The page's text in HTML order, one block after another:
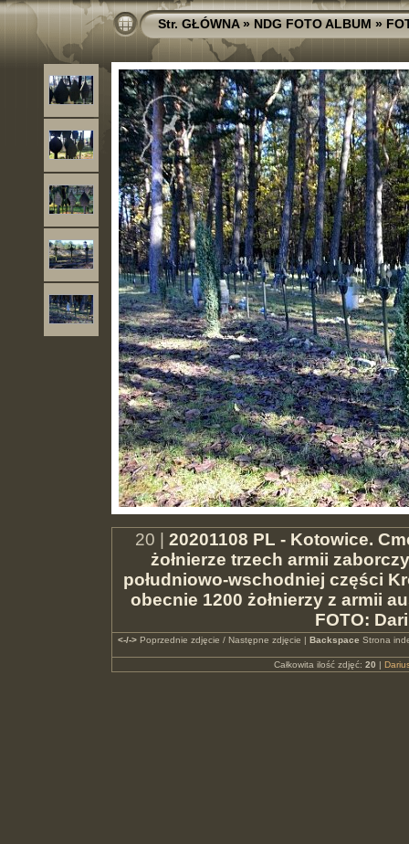
Str. GŁÓWNA»NDG FOTO ALBUM»
20 | 20201108 PL - Kotowice.
żołnierze trzech armii
południowo-wschodniej części
obecnie 1200 żołnierzy z armii
FOTO:
<-/->Poprzednie zdjęcie / Następne zdjęcie | Backspace Strona
Całkowita ilość zdjęć: 20 |